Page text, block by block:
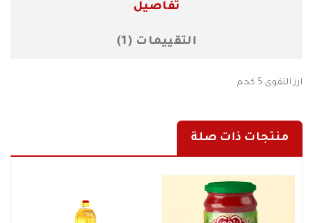
تفاصيل
التقييمات (1)
ارز التقوى 5 كجم
منتجات ذات صلة